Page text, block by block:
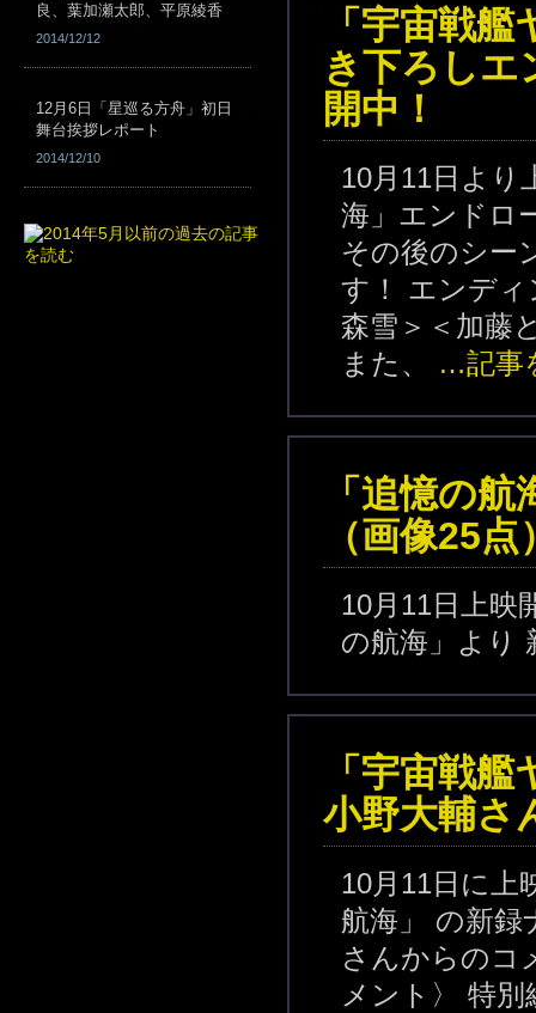
良、葉加瀬太郎、平原綾香
2014/12/12
12月6日「星巡る方舟」初日
舞台挨拶レポート
2014/12/10
「宇宙戦
き下ろしエ
開中！
10月11日より
海」エンドロ
その後のシー
す！ エンディ
森雪＞＜加藤
また、
…記事
「追憶の
（画像25点
10月11日上映
の航海」より
「宇宙戦
小野大輔さ
10月11日に上
航海」 の新録
さんからのコ
メント〉 特